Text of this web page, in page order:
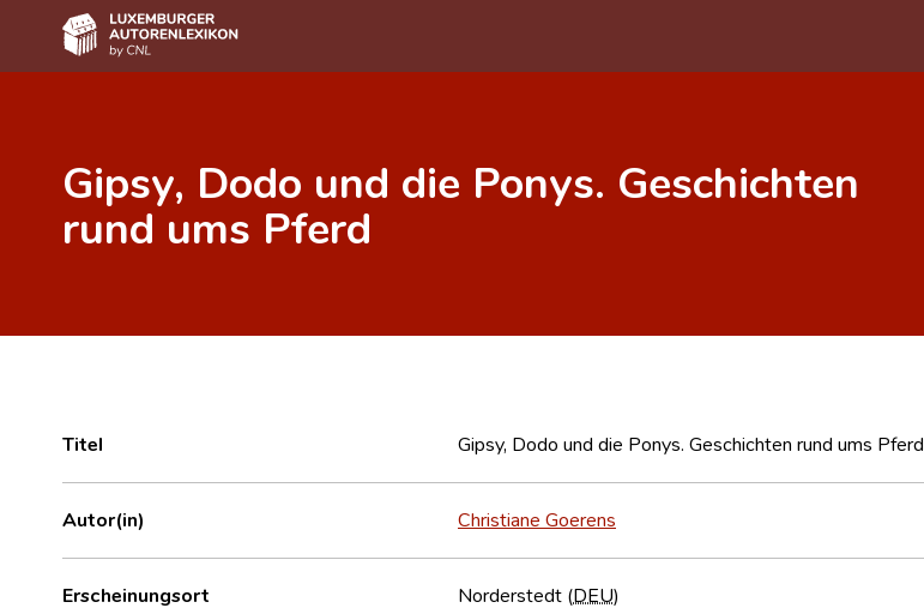
Autor(inn)en A-Z
Erweiterte Suche
Gipsy, Dodo und die Ponys. Geschichten
rund ums Pferd
Titel Gipsy, Dodo und die Ponys. Geschichten rund ums Pferd
Autor(in) Christiane Goerens
Erscheinungsort Norderstedt (DEU)